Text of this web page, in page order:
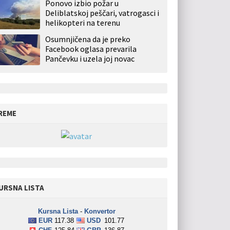
Ponovo izbio požar u
Deliblatskoj peščari, vatrogasci i
helikopteri na terenu
Osumnjičena da je preko
Facebook oglasa prevarila
Pančevku i uzela joj novac
LISTA